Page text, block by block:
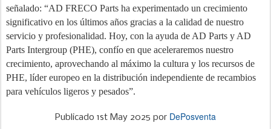
señalado: “AD FRECO Parts ha experimentado un crecimiento
significativo en los últimos años gracias a la calidad de nuestro
servicio y profesionalidad. Hoy, con la ayuda de AD Parts y AD
Parts Intergroup (PHE), confío en que aceleraremos nuestro
crecimiento, aprovechando al máximo la cultura y los recursos de
PHE, líder europeo en la distribución independiente de recambios
para vehículos ligeros y pesados”.
Publicado 1st May 2025 por DePosventa